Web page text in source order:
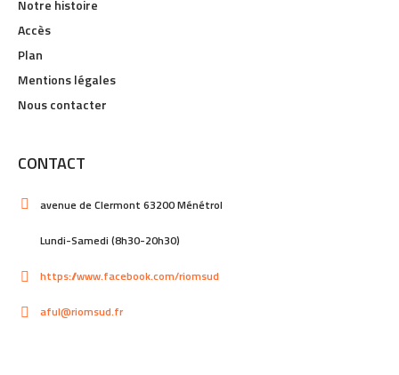
Notre histoire
Accès
Plan
Mentions légales
Nous contacter
CONTACT
avenue de Clermont 63200 Ménétrol
Lundi-Samedi (8h30-20h30)
https://www.facebook.com/riomsud
aful@riomsud.fr